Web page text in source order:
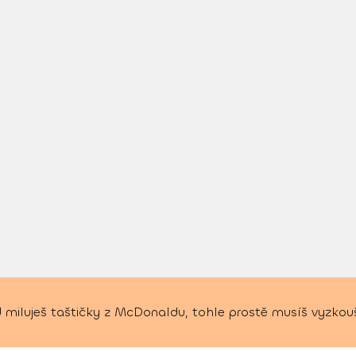
miluješ taštičky z McDonaldu, tohle prostě musíš